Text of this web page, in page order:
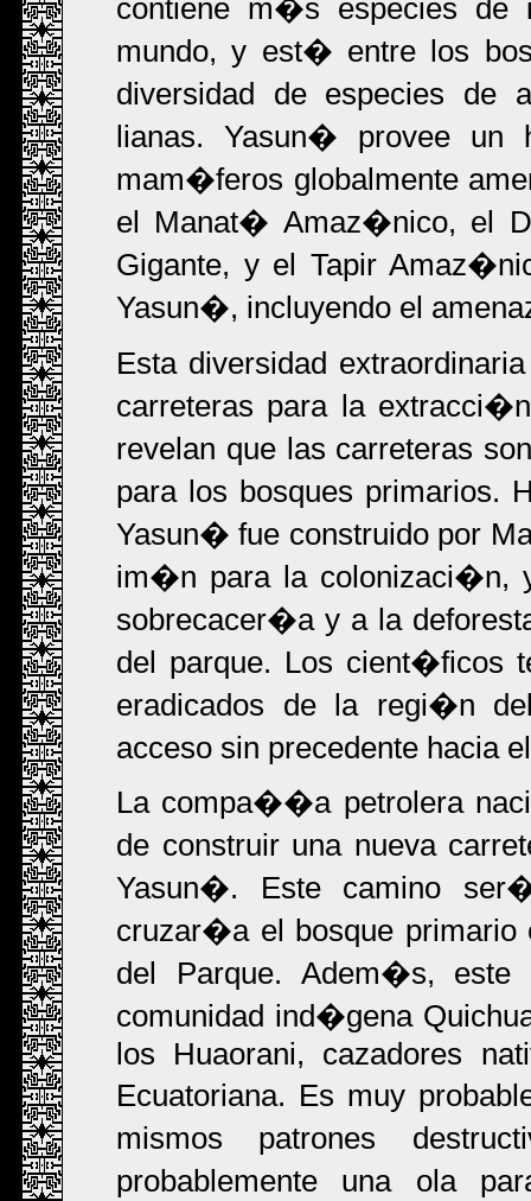
contiene m�s especies de
mundo, y est� entre los
diversidad de especies de
lianas. Yasun� provee
mam�feros globalmente
el Manat� Amaz�nico, el
Gigante, y el Tapir
Yasun�, incluyendo el
Esta diversidad
carreteras para la
revelan que las carreteras
para los bosques primarios.
Yasun� fue construido por
im�n para la colonizaci�n,
sobrecacer�a y a la
del parque. Los cient�ficos
eradicados de la regi�n
acceso sin precedente hacia
La compa��a petrolera
de construir una nueva
Yasun�. Este camino
cruzar�a el bosque primario
del Parque. Adem�s,
comunidad ind�gena
los Huaorani, cazadores
Ecuatoriana. Es muy
mismos patrones
probablemente una ola